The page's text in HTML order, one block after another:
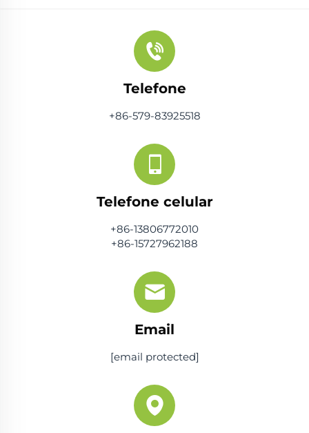
Telefone
+86-579-83925518
Telefone celular
+86-13806772010
+86-15727962188
Email
[email protected]